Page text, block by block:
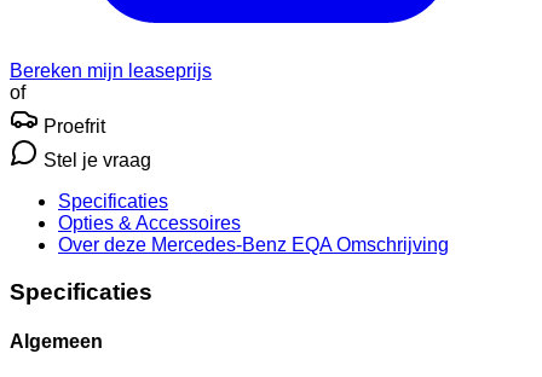
Bereken mijn leaseprijs
of
Proefrit
Stel je vraag
Specificaties
Opties & Accessoires
Over deze Mercedes-Benz EQA Omschrijving
Specificaties
Algemeen